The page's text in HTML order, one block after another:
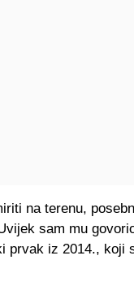
na terenu,
sam mu
prvak iz 2014., koji